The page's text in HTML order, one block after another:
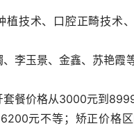
植技术、口腔正畸技术
李玉景、金鑫、苏艳霞
套餐价格从3000元到
元不等；矫正价格